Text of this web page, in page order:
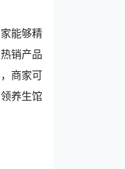
能够精
销产品
商家可
养生馆